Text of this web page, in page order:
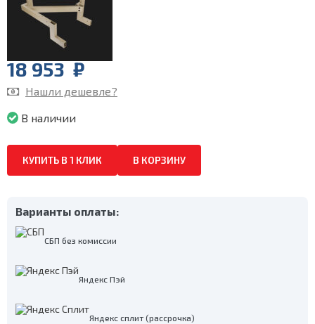
18 953₽
Нашли дешевле?
В наличии
КУПИТЬ В 1 КЛИК В КОРЗИНУ
Варианты оплаты:
СБП без комиссии
Яндекс Пэй
Яндекс сплит (рассрочка)